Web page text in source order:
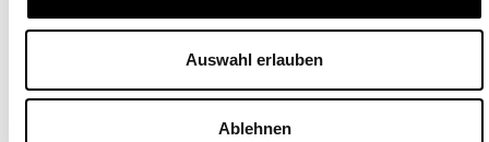
Auswahl erlauben
Ablehnen
dem Länder ein Subven-tionsvolumen pro
reduzierter Tonne CO2-Äquivalent vorschlagen
und das Budget auf die kostengünstigsten
Projekte verteilt wird. Für die Anpassung gibt es